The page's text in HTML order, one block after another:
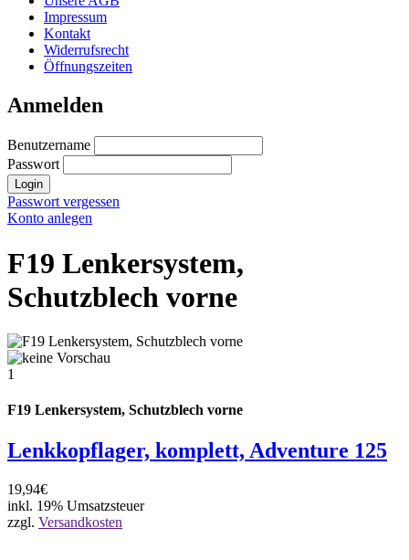
Impressum
Kontakt
Widerrufsrecht
Öffnungszeiten
Anmelden
Benutzername
Passwort
Login
Passwort vergessen
Konto anlegen
F19 Lenkersystem,
Schutzblech vorne
1
F19 Lenkersystem, Schutzblech vorne
Lenkkopflager, komplett, Adventure 125
19,94€
inkl. 19% Umsatzsteuer
zzgl. Versandkosten